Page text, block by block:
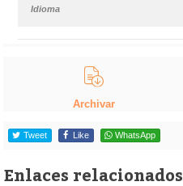
Idioma
Archivar
Tweet Like WhatsApp
Enlaces relacionados